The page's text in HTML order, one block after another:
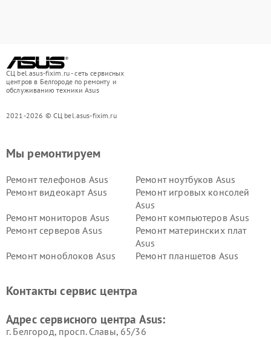
СЦ bel.asus-fixim.ru - сеть сервисных
центров в Белгороде по ремонту и
обслуживанию техники Asus
2021-2026 © СЦ bel.asus-fixim.ru
Мы ремонтируем
Ремонт телефонов Asus
Ремонт ноутбуков Asus
Ремонт видеокарт Asus
Ремонт игровых консолей
Asus
Ремонт мониторов Asus
Ремонт компьютеров Asus
Ремонт серверов Asus
Ремонт материнских плат
Asus
Ремонт моноблоков Asus
Ремонт планшетов Asus
Контакты сервис центра
Адрес сервисного центра Asus:
г. Белгород, просп. Славы, 65/36